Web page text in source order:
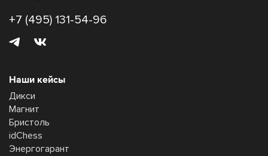
+7 (495) 131-54-96
Наши кейсы
Дикси
Магнит
Бристоль
idChess
Энергогарант